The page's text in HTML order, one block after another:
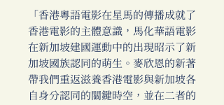
「香港粵語電影在星馬的傳播成就了
香港電影的主體意識，馬化華語電影
在新加坡建國運動中的出現昭示了新
加坡國族認同的萌生。麥欣恩的新著
帶我們重返滋養香港電影與新加坡各
自身分認同的關鍵時空，並在二者的